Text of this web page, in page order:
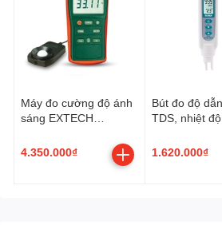
Thông số kỹ thuật
Máy
Led LUTRON LX-114S
- Màn hình:
- Kích thước: 44 mm x 29 mm
Máy đo cường độ ánh
sáng EXTECH
N
4.350.000₫
Bút đo độ
TDS, nhiệt độ
VN
1.620.000₫